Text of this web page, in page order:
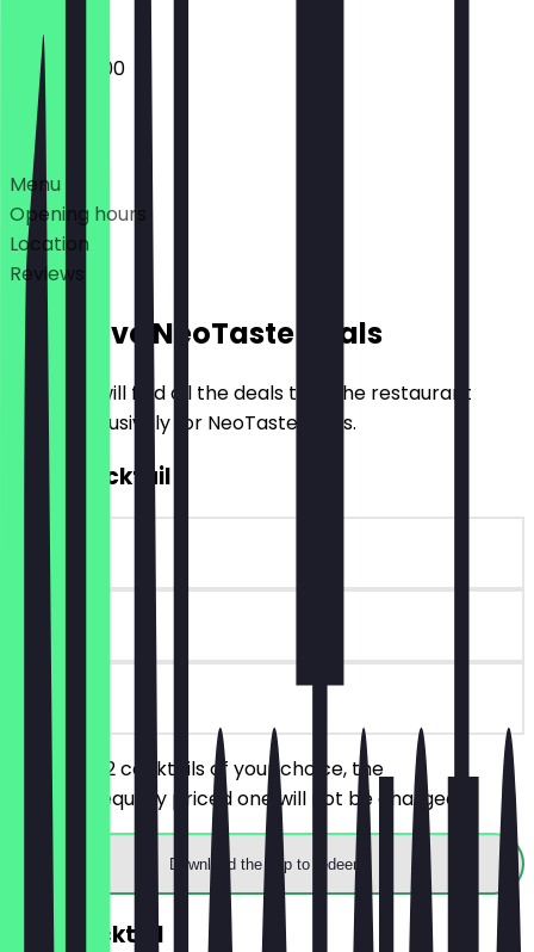
08:30 - 01:00
Deals
Menu
Opening hours
Location
Reviews
Exclusive NeoTaste Deals
Here you will find all the deals that the restaurant
offers exclusively for NeoTaste users.
2for1 Cocktail
180 days
on site
You order 2 cocktails of your choice, the
cheaper/equally priced one will not be charged.
Download the app to redeem
Free Cocktail